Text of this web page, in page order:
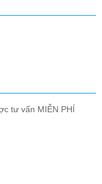
tư vấn MIỄN PHÍ